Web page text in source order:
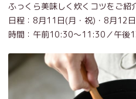
ふっくら美味しく炊くコツをご紹
日程：8月11日(月・祝)・8月12
時間：午前10:30～11:30／午後